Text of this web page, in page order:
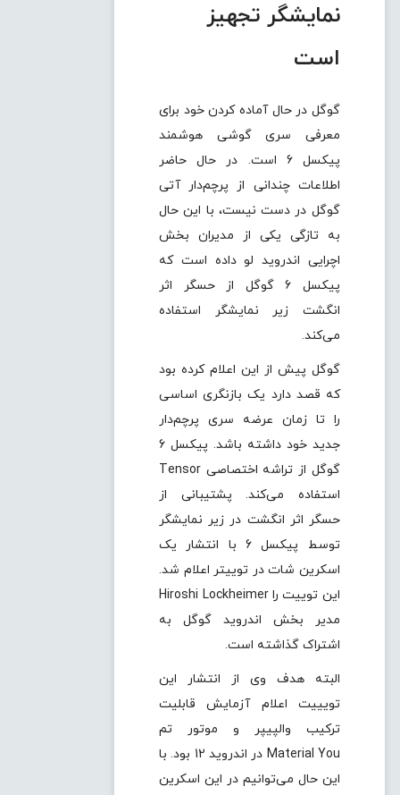
نمایشگر تجهیز
است
گوگل در حال آماده کردن خود برای
معرفی سری گوشی هوشمند
پیکسل 6 است. در حال حاضر
اطلاعات چندانی از پرچم‌دار آتی
گوگل در دست نیست، با این حال
به تازگی یکی از مدیران بخش
اچرایی اندروید لو داده است که
پیکسل 6 گوگل از حسگر اثر
انگشت زیر نمایشگر استفاده
می‌کند.
گوگل پیش از این اعلام کرده بود
که قصد دارد یک بازنگری اساسی
را تا زمان عرضه سری پرچم‌دار
جدید خود داشته باشد. پیکسل 6
گوگل از تراشه اختصاصی Tensor
استفاده می‌کند. پشتیبانی از
حسگر اثر انگشت در زیر نمایشگر
توسط پیکسل 6 با انتشار یک
اسکرین شات در توییتر اعلام شد.
این توییت را Hiroshi Lockheimer
مدیر بخش اندروید گوگل به
اشتراک گذاشته است.
البته هدف وی از انتشار این
تویییت اعلام آزمایش قابلیت
ترکیب والپیپر و موتور تم
Material You در اندروید 12 بود. با
این حال می‌توانیم در این اسکرین